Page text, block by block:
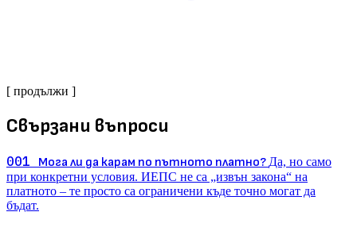
[ продължи ]
Свързани въпроси
001 Мога ли да карам по пътното платно? Да, но само
при конкретни условия. ИЕПС не са „извън закона“ на
платното – те просто са ограничени къде точно могат да
бъдат.